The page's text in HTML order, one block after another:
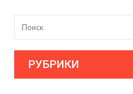
РУБРИКИ